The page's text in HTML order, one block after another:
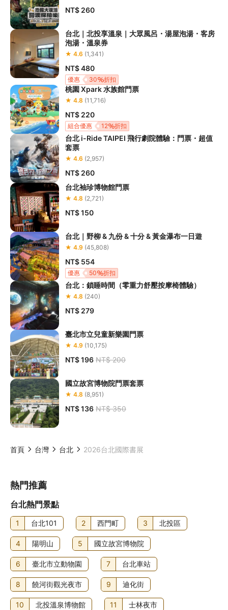
NT$ 260
台北｜北投享溫泉｜大眾風呂・湯屋泡湯・客房
泡湯・溫泉券
★ 4.6 (1,341)
NT$ 480
30 折扣
優惠
桃園 Xpark 水族館門票
★ 4.8 (11,716)
NT$ 220
12 折扣
組合優惠
台北 i-Ride TAIPEI 飛行劇院體驗：門票・超值
套票
★ 4.6 (2,957)
NT$ 260
台北袖珍博物館門票
★ 4.8 (2,721)
NT$ 150
台北｜野柳 & 九份 & 十分 & 黃金瀑布一日遊
★ 4.9 (45,808)
NT$ 554
50 折扣
優惠
台北：鎖睡時間（零重力舒壓按摩椅體驗）
★ 4.8 (240)
NT$ 279
臺北市立兒童新樂園門票
★ 4.9 (10,175)
NT$ 196 NT$ 200
國立故宮博物院門票套票
★ 4.8 (8,951)
NT$ 136 NT$ 350
首頁 台灣 台北 2026台北國際書展
熱門推薦
台北熱門景點
1 台北101 2 西門町 3 北投區
4 陽明山 5 國立故宮博物院
6 臺北市立動物園 7 台北車站
8 饒河街觀光夜市 9 迪化街
10 北投溫泉博物館 11 士林夜市